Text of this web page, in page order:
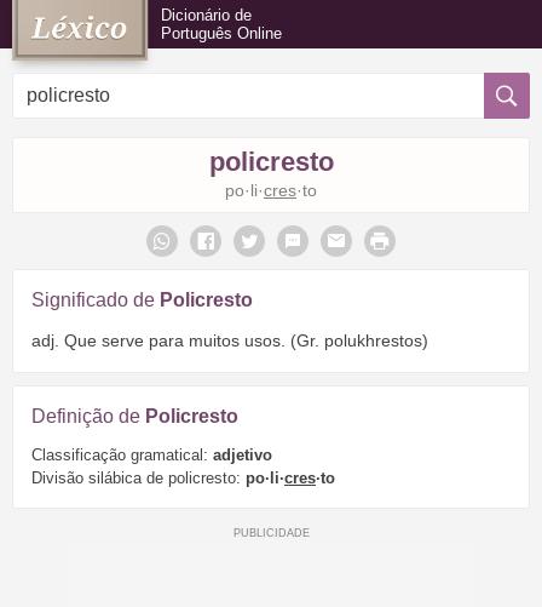
Dicionário de
Português Online
policresto
po·li·cres·to
Significado de Policresto
adj. Que serve para muitos usos. (Gr. polukhrestos)
Definição de Policresto
Classificação gramatical: adjetivo
Divisão silábica de policresto: po·li·cres·to